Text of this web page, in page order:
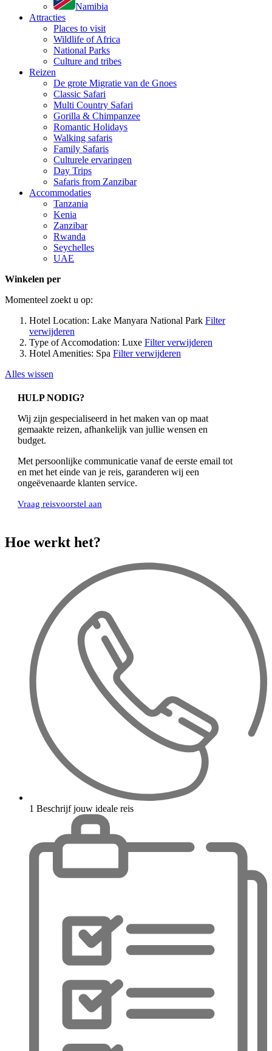
Namibia
Attracties
Places to visit
Wildlife of Africa
National Parks
Culture and tribes
Reizen
De grote Migratie van de Gnoes
Classic Safari
Multi Country Safari
Gorilla & Chimpanzee
Romantic Holidays
Walking safaris
Family Safaris
Culturele ervaringen
Day Trips
Safaris from Zanzibar
Accommodaties
Tanzania
Kenia
Zanzibar
Rwanda
Seychelles
UAE
Winkelen per
Momenteel zoekt u op:
Hotel Location: Lake Manyara National Park Filter
verwijderen
Type of Accomodation: Luxe Filter verwijderen
Hotel Amenities: Spa Filter verwijderen
Alles wissen
HULP NODIG?
Wij zijn gespecialiseerd in het maken van op maat
gemaakte reizen, afhankelijk van jullie wensen en
budget.
Met persoonlijke communicatie vanaf de eerste email tot
en met het einde van je reis, garanderen wij een
ongeëvenaarde klanten service.
Vraag reisvoorstel aan
Hoe werkt het?
1 Beschrijf jouw ideale reis